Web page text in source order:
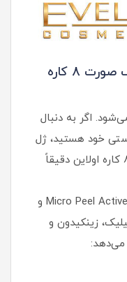
ژل شستشو، اسکراب و ماسک صورت 8 کاره
اگر به دنبال
خود هستید، ژل
شستشو، اسکراب و ماسک صورت 8 کاره اولاین دقیقاً
این محصول با بهره‌گیری از فناوری Micro Peel Active و
زینکیدون و
می‌دهد: